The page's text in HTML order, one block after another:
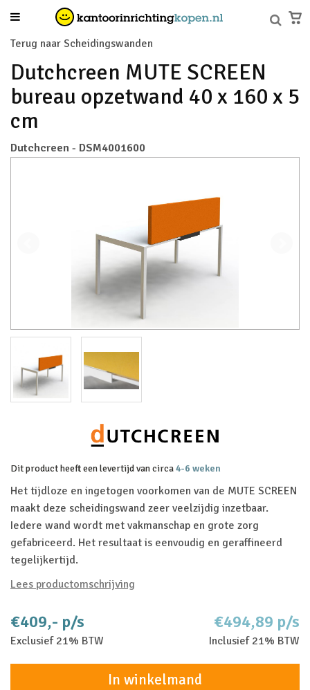
Terug naar Scheidingswanden
Dutchcreen MUTE SCREEN
bureau opzetwand 40 x 160 x 5
cm
Dutchcreen - DSM4001600
Dit product heeft een levertijd van circa4-6 weken
Het tijdloze en ingetogen voorkomen van de MUTE SCREEN
maakt deze scheidingswand zeer veelzijdig inzetbaar.
Iedere wand wordt met vakmanschap en grote zorg
gefabriceerd. Het resultaat is eenvoudig en geraffineerd
tegelijkertijd.
Lees productomschrijving
€409,- p/s
Exclusief 21% BTW
€494,89 p/s
Inclusief 21% BTW
In winkelmand